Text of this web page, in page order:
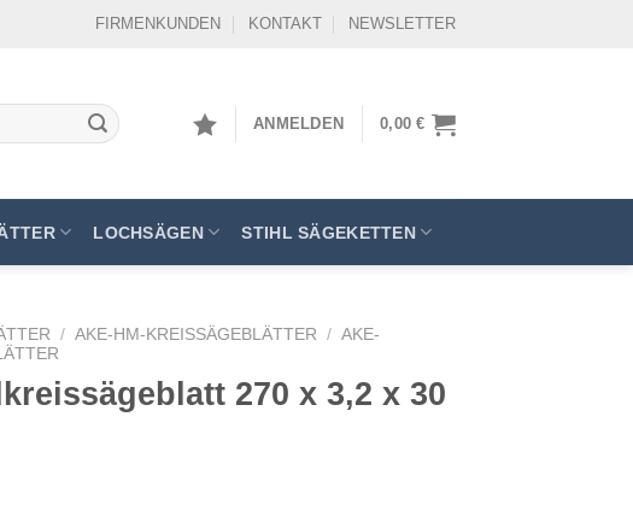
FIRMENKUNDEN KONTAKT NEWSLETTER
ANMELDEN 0,00€
LOCHSÄGEN STIHL SÄGEKETTEN
/ AKE-HM-KREISSÄGEBLÄTTER / AKE-
270 x 3,2 x 30